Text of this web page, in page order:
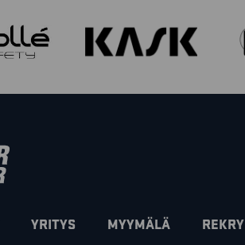
YRITYS MYYMÄLÄ REKRY